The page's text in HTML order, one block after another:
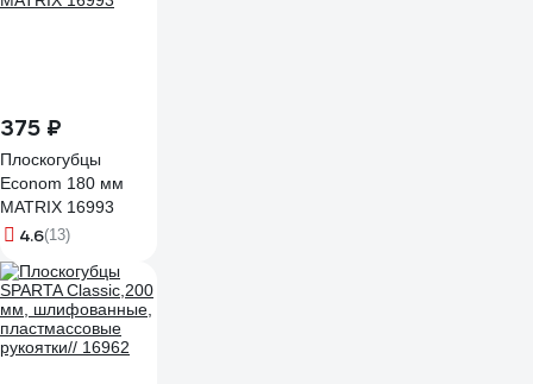
375 ₽
Плоскогубцы
Econom 180 мм
MATRIX 16993
4.6(13)